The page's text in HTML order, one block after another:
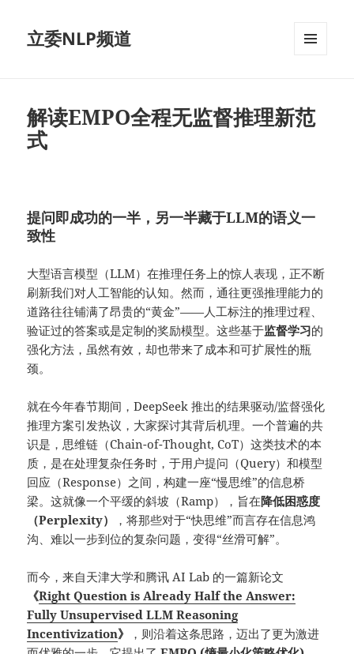
立委NLP频道
解读EMPO全程无监督推理新范
式
提问即成功的一半，另一半藏于LLM的语义一
致性
大型语言模型（LLM）在推理任务上的惊人表现，正不断
刷新我们对人工智能的认知。然而，通往更强推理能力的
道路往往铺满了昂贵的“黄金”——人工标注的推理过程、
验证过的答案或是定制的奖励模型。这些基于监督学习的
强化方法，虽然有效，却也带来了成本和可扩展性的瓶
颈。
就在今年春节期间，DeepSeek 推出的结果驱动/监督强化
推理方案引发热议，大家探讨其背后机理。一个普遍的共
识是，思维链（Chain-of-Thought, CoT）这类技术的本
质，是在处理复杂任务时，于用户提问（Query）和模型
回应（Response）之间，构建一座“慢思维”的信息桥
梁。这就像一个平缓的斜坡（Ramp），旨在降低困惑度
（Perplexity）
，将那些对于“快思维”而言存在信息鸿
沟、难以一步到位的复杂问题，变得“丝滑可解”。
而今，来自天津大学和腾讯 AI Lab 的一篇新论文
《Right Question is Already Half the Answer:
Fully Unsupervised LLM Reasoning
Incentivization》
，则沿着这条思路，迈出了更为激进